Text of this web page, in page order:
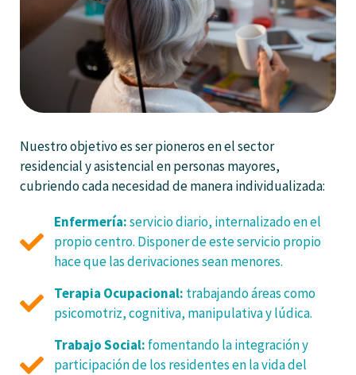
Nuestro objetivo es ser pioneros en el sector
residencial y asistencial en personas mayores,
cubriendo cada necesidad de manera individualizada:
Enfermería:servicio diario, internalizado en el
propio centro. Disponer de este servicio propio
hace que las derivaciones sean menores.
Terapia Ocupacional: trabajando áreas como
psicomotriz, cognitiva, manipulativa y lúdica.
Trabajo Social: fomentando la integración y
participación de los residentes en la vida del